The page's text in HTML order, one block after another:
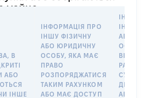
майно
В
АБО
ІНШЕ
ІНФОРМАЦІЯ ПРО
ІНШУ ФІЗИЧНУ
АБО ЮРИДИЧНУ
ОСОБУ, ЯКА МАЄ
ПРАВО
РОЗПОРЯДЖАТИСЯ
ТАКИМ РАХУНКОМ
АБО МАЄ ДОСТУП
ІНШУ
АБО
АБО